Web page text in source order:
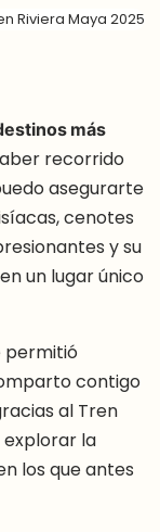
Riviera Maya 2025
más
recorrido
asegurarte
cenotes
y su
un lugar único
permitió
contigo
al Tren
la
los que antes